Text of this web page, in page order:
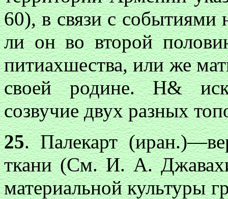
60), в связи с событиями
ли он во второй
питиахшества, или же
своей родине. Н&
созвучие двух разных
25. Палекарт
ткани (См. И. А.
материальной культуры